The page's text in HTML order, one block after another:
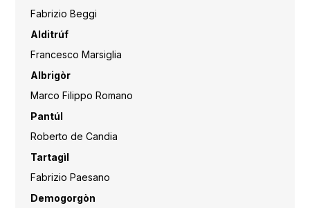
Fabrizio Beggi
Alditrúf
Francesco Marsiglia
Albrigòr
Marco Filippo Romano
Pantúl
Roberto de Candia
Tartagìl
Fabrizio Paesano
Demogorgòn